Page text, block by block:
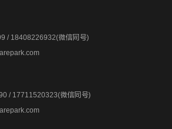
/ 18408226932(微信同号)
/ 17711520323(微信同号)